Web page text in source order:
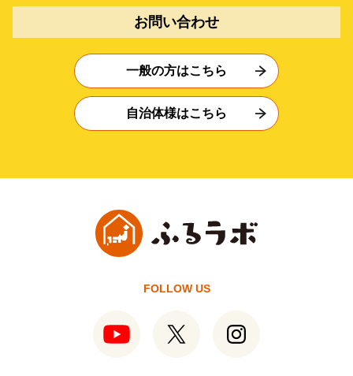
お問い合わせ
一般の方はこちら
自治体様はこちら
FOLLOW US